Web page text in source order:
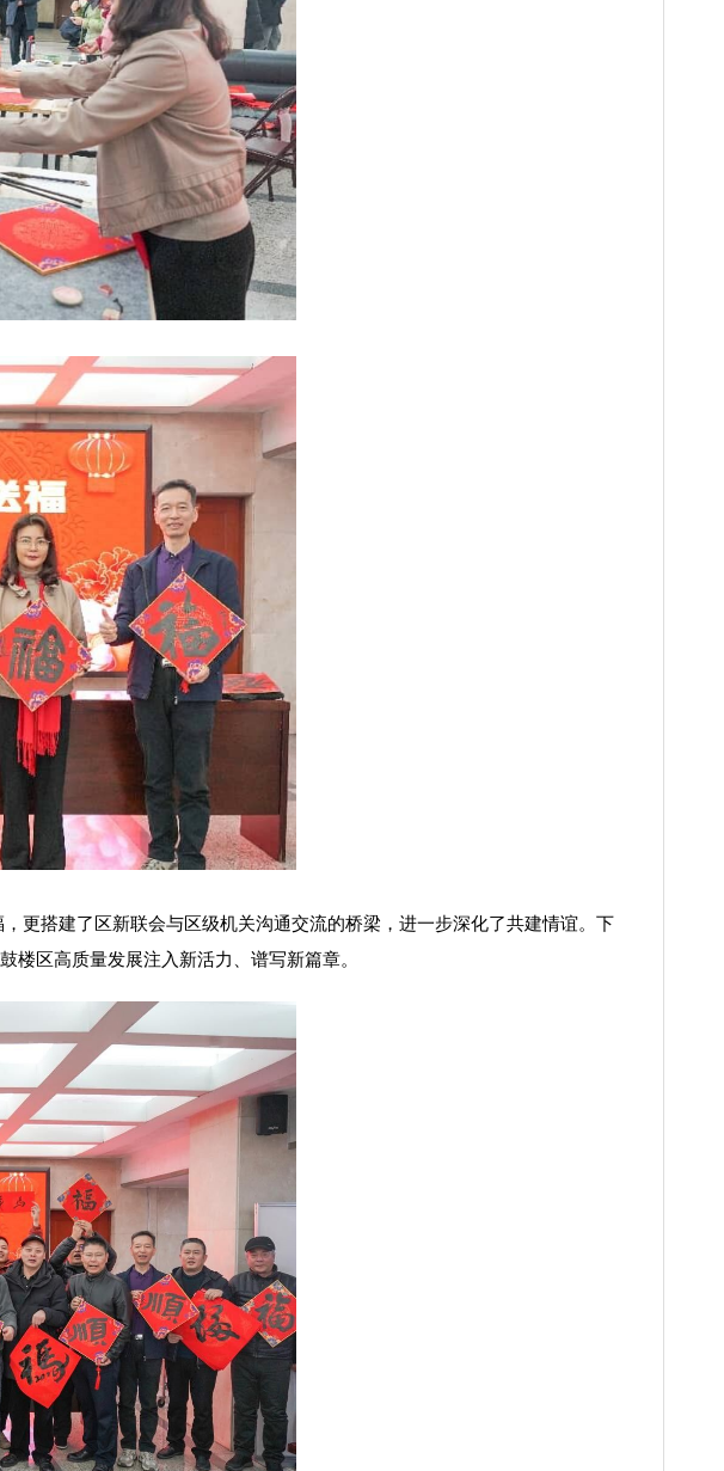
搭建了区新联会与区级机关沟通交流的桥梁，进一步深化了共建情谊。下
楼区高质量发展注入新活力、谱写新篇章。